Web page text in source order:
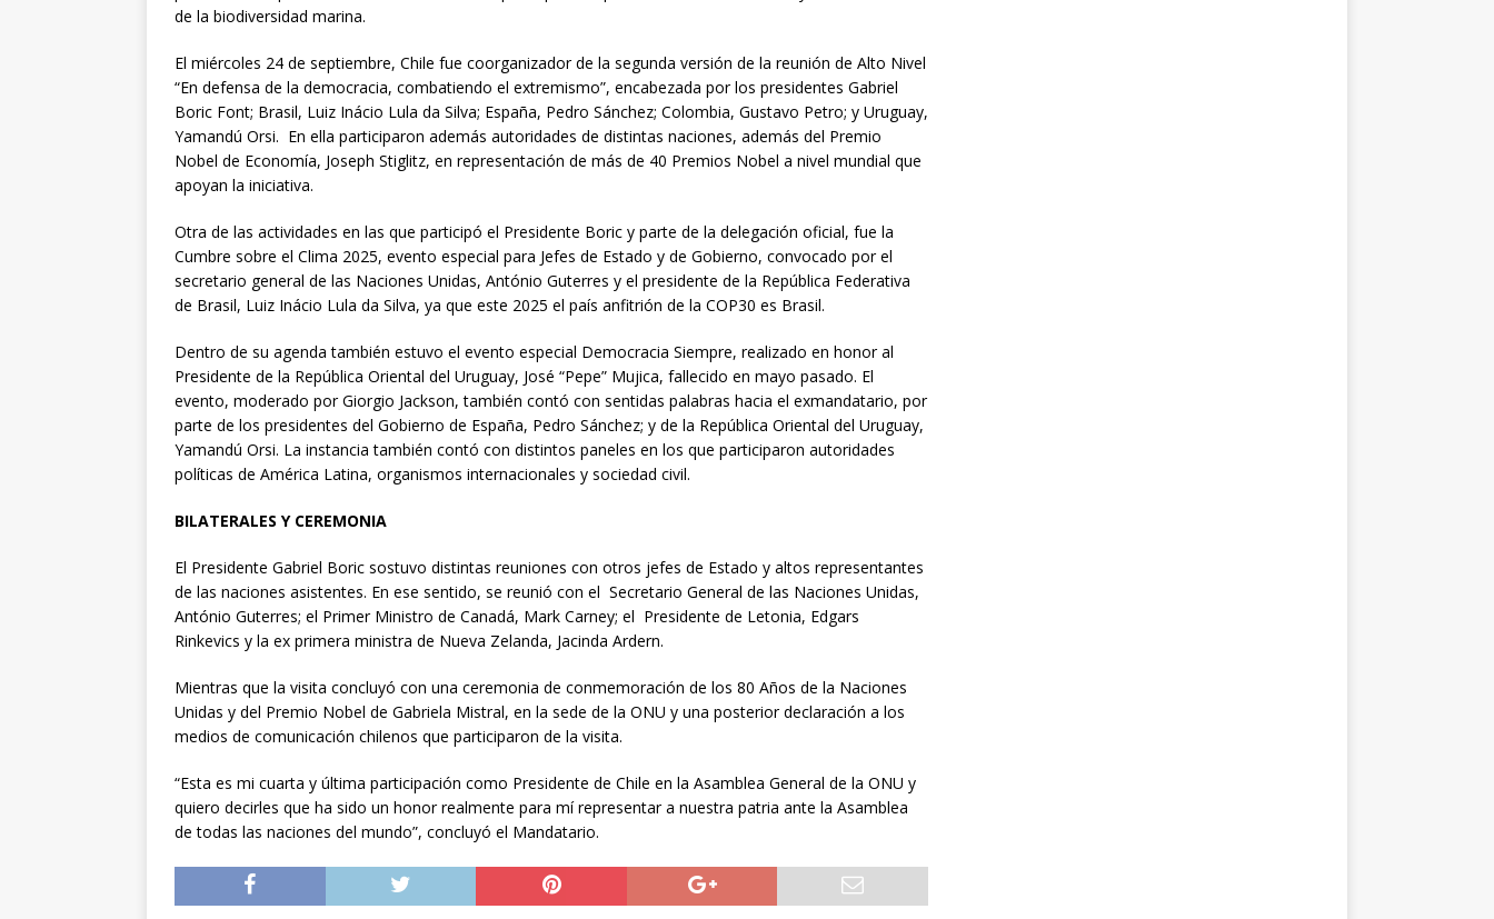
de la biodiversidad marina.
El miércoles 24 de septiembre, Chile fue coorganizador de la segunda versión de la reunión de Alto Nivel
“En defensa de la democracia, combatiendo el extremismo”, encabezada por los presidentes Gabriel
Boric Font; Brasil, Luiz Inácio Lula da Silva; España, Pedro Sánchez; Colombia, Gustavo Petro; y Uruguay,
Yamandú Orsi. En ella participaron además autoridades de distintas naciones, además del Premio
Nobel de Economía, Joseph Stiglitz, en representación de más de 40 Premios Nobel a nivel mundial que
apoyan la iniciativa.
Otra de las actividades en las que participó el Presidente Boric y parte de la delegación oficial, fue la
Cumbre sobre el Clima 2025, evento especial para Jefes de Estado y de Gobierno, convocado por el
secretario general de las Naciones Unidas, António Guterres y el presidente de la República Federativa
de Brasil, Luiz Inácio Lula da Silva, ya que este 2025 el país anfitrión de la COP30 es Brasil.
Dentro de su agenda también estuvo el evento especial Democracia Siempre, realizado en honor al
Presidente de la República Oriental del Uruguay, José “Pepe” Mujica, fallecido en mayo pasado. El
evento, moderado por Giorgio Jackson, también contó con sentidas palabras hacia el exmandatario, por
parte de los presidentes del Gobierno de España, Pedro Sánchez; y de la República Oriental del Uruguay,
Yamandú Orsi. La instancia también contó con distintos paneles en los que participaron autoridades
políticas de América Latina, organismos internacionales y sociedad civil.
BILATERALES Y CEREMONIA
El Presidente Gabriel Boric sostuvo distintas reuniones con otros jefes de Estado y altos representantes
de las naciones asistentes. En ese sentido, se reunió con el Secretario General de las Naciones Unidas,
António Guterres; el Primer Ministro de Canadá, Mark Carney; el Presidente de Letonia, Edgars
Rinkevics y la ex primera ministra de Nueva Zelanda, Jacinda Ardern.
Mientras que la visita concluyó con una ceremonia de conmemoración de los 80 Años de la Naciones
Unidas y del Premio Nobel de Gabriela Mistral, en la sede de la ONU y una posterior declaración a los
medios de comunicación chilenos que participaron de la visita.
“Esta es mi cuarta y última participación como Presidente de Chile en la Asamblea General de la ONU y
quiero decirles que ha sido un honor realmente para mí representar a nuestra patria ante la Asamblea
de todas las naciones del mundo”, concluyó el Mandatario.